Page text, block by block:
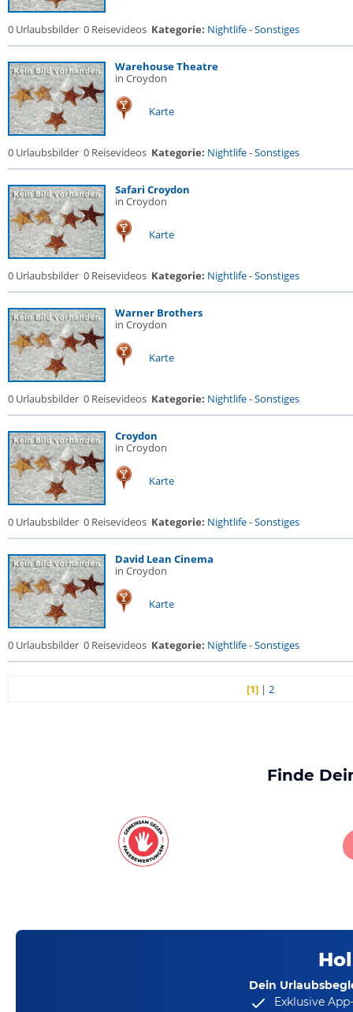
0 Urlaubsbilder 0 Reisevideos Kategorie: Nightlife-Sonstiges
Warehouse Theatre
in Croydon
Karte
0 Urlaubsbilder 0 Reisevideos Kategorie: Nightlife-Sonstiges
Safari Croydon
in Croydon
Karte
0 Urlaubsbilder 0 Reisevideos Kategorie: Nightlife-Sonstiges
Warner Brothers
in Croydon
Karte
0 Urlaubsbilder 0 Reisevideos Kategorie: Nightlife-Sonstiges
Croydon
in Croydon
Karte
0 Urlaubsbilder 0 Reisevideos Kategorie: Nightlife-Sonstiges
David Lean Cinema
in Croydon
Karte
0 Urlaubsbilder 0 Reisevideos Kategorie: Nightlife-Sonstiges
[1] |2
Finde
Dein
Exklusive